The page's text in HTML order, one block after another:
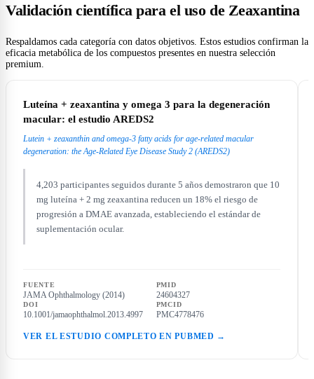
Validación científica para el uso de Zeaxantina
Respaldamos cada categoría con datos objetivos. Estos estudios confirman la
eficacia metabólica de los compuestos presentes en nuestra selección
premium.
Luteína + zeaxantina y omega 3 para la degeneración
macular: el estudio AREDS2
Lutein + zeaxanthin and omega-3 fatty acids for age-related macular
degeneration: the Age-Related Eye Disease Study 2 (AREDS2)
4,203 participantes seguidos durante 5 años demostraron que 10
mg luteína + 2 mg zeaxantina reducen un 18% el riesgo de
progresión a DMAE avanzada, estableciendo el estándar de
suplementación ocular.
FUENTE
JAMA Ophthalmology (2014)
PMID
24604327
DOI
10.1001/jamaophthalmol.2013.4997
PMCID
PMC4778476
VER EL ESTUDIO COMPLETO EN PUBMED →